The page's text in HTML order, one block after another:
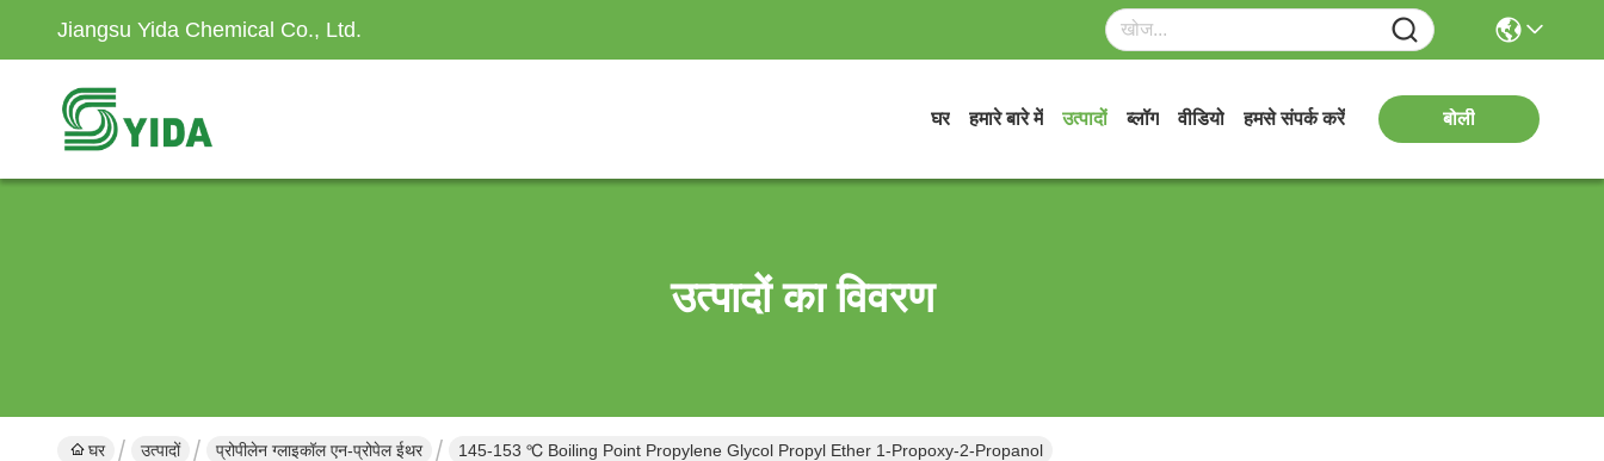
Jiangsu Yida Chemical Co., Ltd.
घर हमारे बारे में उत्पादों ब्लॉग वीडियो हमसे संपर्क करें बोली
उत्पादों का विवरण
घर उत्पादों प्रोपीलेन ग्लाइकॉल एन-प्रोपेल ईथर 145-153 ℃ Boiling Point Propylene Glycol Propyl Ether 1-Propoxy-2-Propanol